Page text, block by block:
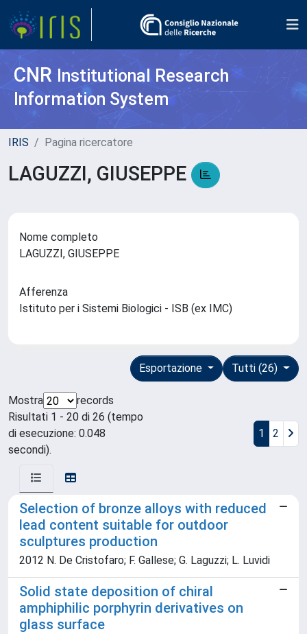
CNR Institutional Research
Information System
IRIS Pagina ricercatore
LAGUZZI, GIUSEPPE
Nome completo
LAGUZZI, GIUSEPPE
Afferenza
Istituto per i Sistemi Biologici - ISB (ex IMC)
Tutti (26)
Esportazione
Mostra
records
Risultati 1 - 20 di 26 (tempo
di esecuzione: 0.048
secondi).
1 2
Selection of bronze alloys with reduced
lead content suitable for outdoor
sculptures production
2012 N. De Cristofaro; F. Gallese; G. Laguzzi; L. Luvidi
Solid state deposition of chiral
amphiphilic porphyrin derivatives on
glass surface